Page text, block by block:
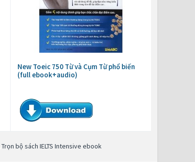
New Toeic 750 Từ và Cụm Từ phổ biến
(full ebook+audio)
Trọn bộ sách IELTS Intensive ebook